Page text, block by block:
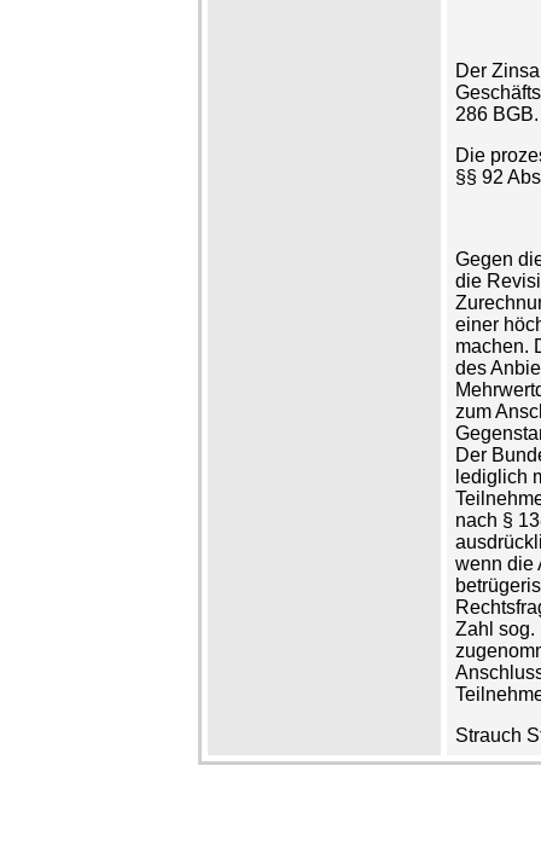
Der
286 BGB.
Die
§§ 92
Gegen
die
einer
machen.
des
zum
Der
lediglich
nach §
wenn die
Zahl sog.
Strauch